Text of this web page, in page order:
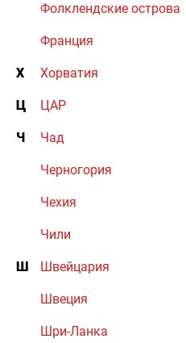
Фолклендские острова
Франция
Х Хорватия
Ц ЦАР
Ч Чад
Черногория
Чехия
Чили
Ш Швейцария
Швеция
Шри-Ланка